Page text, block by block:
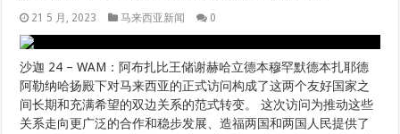
赫穆罕默德殿下之间的密切关系… 阅读更多
Read More »
阿联酋与马来西亚的关系：所有领域的长期关